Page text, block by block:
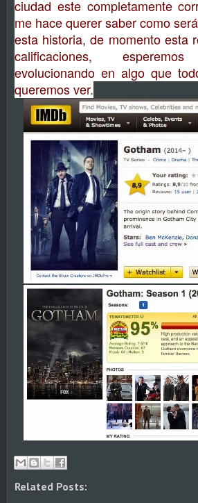
ciudad este completamente
me hace querer saber como
esta historia, de momento esta
calificaciones,
evolucionando en algo que
queremos ver.
Related Posts: